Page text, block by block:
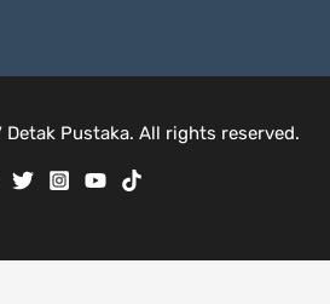
Pustaka. All rights reserved.